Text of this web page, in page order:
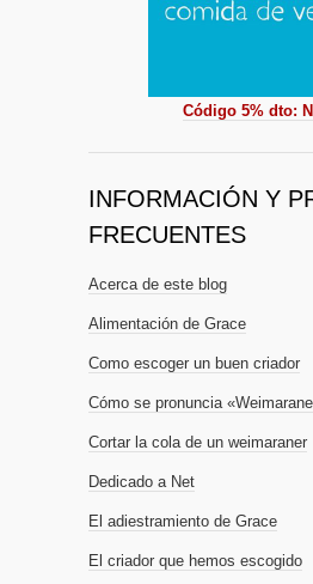
Código 5% dto:
INFORMACIÓN Y
FRECUENTES
Acerca de este blog
Alimentación de Grace
Como escoger un buen criador
Cómo se pronuncia
Cortar la cola de un weimaraner
Dedicado a Net
El adiestramiento de Grace
El criador que hemos escogido